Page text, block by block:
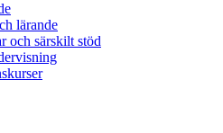
lärande
och särskilt stöd